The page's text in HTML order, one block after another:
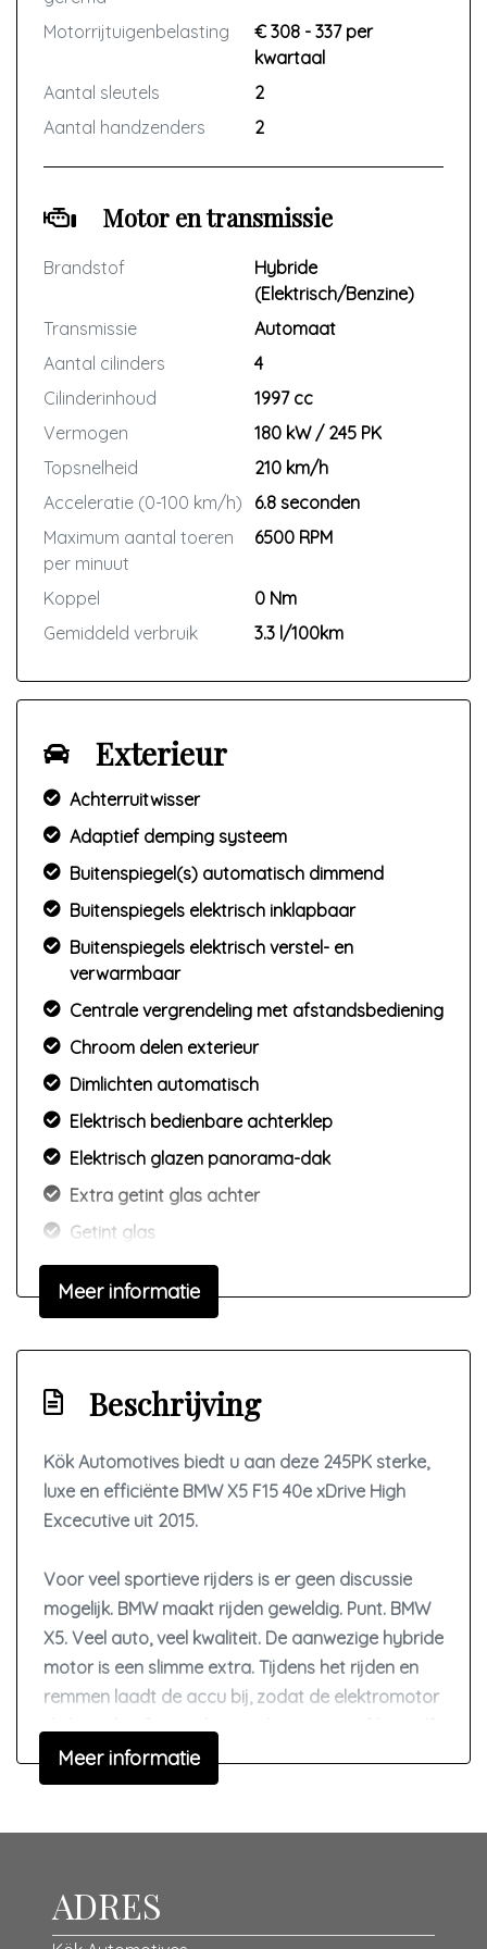
Motorrijtuigenbelasting
€ 308 - 337 per
kwartaal
Aantal sleutels
2
Aantal handzenders
2
Motor en transmissie
Brandstof
Hybride
(Elektrisch/Benzine)
Transmissie
Automaat
Aantal cilinders
4
Cilinderinhoud
1997 cc
Vermogen
180 kW / 245 PK
Topsnelheid
210 km/h
Acceleratie (0-100 km/h)
6.8 seconden
Maximum aantal toeren
per minuut
6500 RPM
Koppel
0 Nm
Gemiddeld verbruik
3.3 l/100km
Exterieur
Achterruitwisser
Adaptief demping systeem
Buitenspiegel(s) automatisch dimmend
Buitenspiegels elektrisch inklapbaar
Buitenspiegels elektrisch verstel- en
verwarmbaar
Centrale vergrendeling met afstandsbediening
Chroom delen exterieur
Dimlichten automatisch
Elektrisch bedienbare achterklep
Elektrisch glazen panorama-dak
Extra getint glas achter
Getint glas
Glazen schuifdak
Lichtmetalen velgen 18"
Mistlampen voor
Panoramadak
Parkeersensor achter
Parkeersensor voor
Ruitensproeiers/wisserbladen verwarmbaar
Sportvelgen
Warmtewerende voorruit
Interieur
Achterbank in delen neerklapbaar
Armsteun voor
Meer informatie
Beschrijving
Kök Automotives biedt u aan deze 245PK sterke,
luxe en efficiënte BMW X5 F15 40e xDrive High
Excecutive uit 2015.
Voor veel sportieve rijders is er geen discussie
mogelijk. BMW maakt rijden geweldig. Punt. BMW
X5. Veel auto, veel kwaliteit. De aanwezige hybride
motor is een slimme extra. Tijdens het rijden en
remmen laadt de accu bij, zodat de elektromotor
de brandstofmotor kan ondersteunen of het zelfs
helemaal overnemen. Dat scheelt in de kosten!
Kenteken: HK-002-K
Bouwjaar: 2015
Meer informatie
ADRES